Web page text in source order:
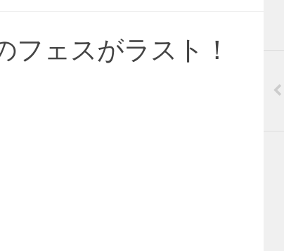
フェスがラスト！